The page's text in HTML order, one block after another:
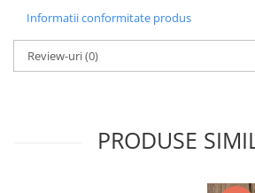
Informatii conformitate produs
Review-uri(0)
PRODUSE